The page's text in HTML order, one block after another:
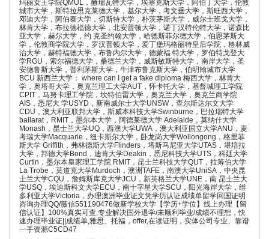
玛丽女王学院QMUL，赫瑞瓦特大学，埃塞克斯大学，阿伯丁大学，伦敦
城市大学，斯特拉思克莱德大学，基尔大学，考文垂大学，斯旺西大学，
邓迪大学，阿伯泰大学，切斯特大学，朴茨茅斯大学，威尔士班戈大学，
林肯大学，布拉德福德大学，北安普顿大学，诺丁汉特伦特大学，诺森比
亚大学，赫尔大学，约 克圣约翰大学，哈德斯菲尔德大学，伯恩茅斯大
学，伦敦商学院大学，罗汉普顿大学，爱丁堡玛格丽特皇后学院，格林威
治大学，赫特福德大学，布鲁内尔大学，德蒙福 特大学，罗伯特戈登大
学RGU，索尔福德大学，桑德兰大学，威斯敏斯特大学，南岸大学，圣
安德鲁斯大学，普利茅斯大学，牛津布鲁克斯大学，伯明翰城市大学
BCU 新西兰大学： where can I get a fake diploma 梅西大学，林肯大
学，奥塔哥大学，奥克兰理工大学AUT，怀卡托大学，基督城理工学院
CPIT，马努卡理工学院，坎特伯雷大学，奥克兰大学，奥克兰商学院
AIS，悉尼大 学USYD，新南威尔士大学UNSW，查尔斯达尔文大学
CDU，澳大利亚联邦大学，斯威本科技大学Swinburne，巴拉瑞特大学
ballarat，RMIT，墨尔本大学，阿德莱德大学 Adelaide，莫纳什大学
Monash，昆士兰大学UQ，西澳大学UWA，澳大利亚国立大学ANU，麦
考瑞大学Macquarie，纽卡斯尔大学，卧龙岗大学Wollongong，格里菲
斯大学 Griffith，弗林德斯大学Flinders，塔斯马尼亚大学UTAS，堪培拉
大学，邦德大学Bond，迪肯大学Deakin，悉尼科技大学UTS，科廷大学
Curtin，墨尔本皇家理工学院 RMIT，昆士兰科技大学QUT，拉筹伯大学
La Trobe，莫道克大学Murdoch，澳洲TAFE，南澳大学UniSA，中央昆
士兰大学CQU，詹姆斯库克大学JCU，新英格兰大学UNE，南 昆士兰大
学USQ，埃迪斯科文大学ECU，南十字星大学SCU，阳光海岸大学，维
多利亚大学Victoria，办理澳洲毕业证文凭学历认证成绩单留学回国证明
咨询办理QQ/薇信551190476做新学校大学【学历+学位】线上办理【留
信认证】100%真实可查,专业解决国外退学/未顺利毕业/成绩不理想，快
速办理毕业证||成绩单,雅思、托福，offer,在读证明，实体公司专业、靠谱
一手资源C5CD47